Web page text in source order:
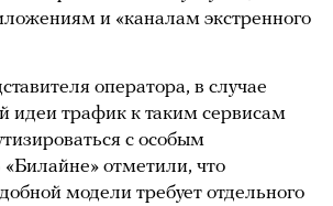
и «каналам экстренного
оператора, в случае
идеи трафик к таким сервисам
с особым
отметили, что
модели требует отдельного